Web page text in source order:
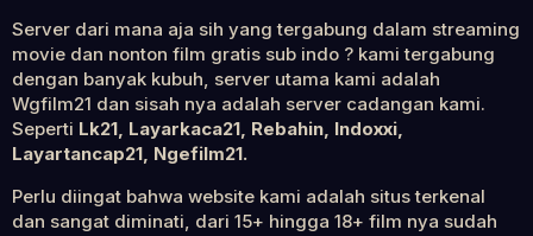
Server dari mana aja sih yang tergabung dalam streaming
movie dan nonton film gratis sub indo ? kami tergabung
dengan banyak kubuh, server utama kami adalah
Wgfilm21 dan sisah nya adalah server cadangan kami.
Seperti Lk21, Layarkaca21, Rebahin, Indoxxi,
Layartancap21, Ngefilm21.
Perlu diingat bahwa website kami adalah situs terkenal
dan sangat diminati, dari 15+ hingga 18+ film nya sudah